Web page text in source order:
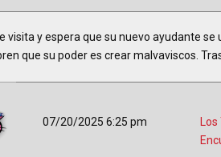
visita y espera que su nuevo ayudante
que su poder es crear malvaviscos.
07/20/2025 6:25 pm